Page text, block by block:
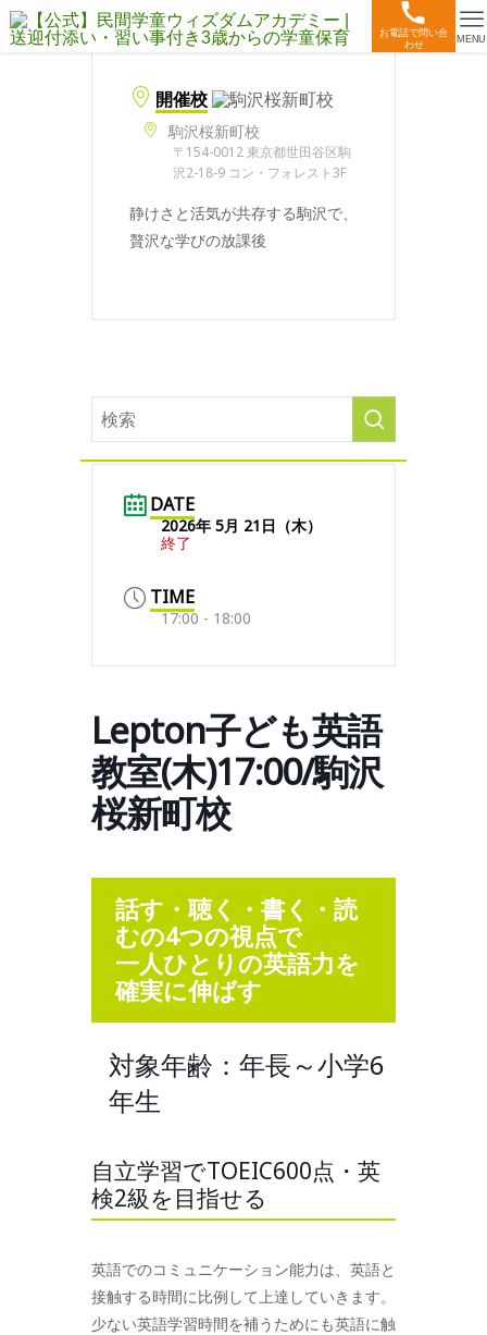
お電話で問い合
わせ
MENU
開催校
駒沢桜新町校
〒154-0012 東京都世田谷区駒
沢2-18-9 コン・フォレスト3F
静けさと活気が共存する駒沢で、
贅沢な学びの放課後
DATE
2026年 5月 21日（木）
終了
TIME
17:00 - 18:00
Lepton子ども英語
教室(木)17:00/駒沢
桜新町校
話す・聴く・書く・読
むの4つの視点で
一人ひとりの英語力を
確実に伸ばす
対象年齢：年長～小学6
年生
自立学習でTOEIC600点・英
検2級を目指せる
英語でのコミュニケーション能力は、英語と
接触する時間に比例して上達していきます。
少ない英語学習時間を補うためにも英語に触